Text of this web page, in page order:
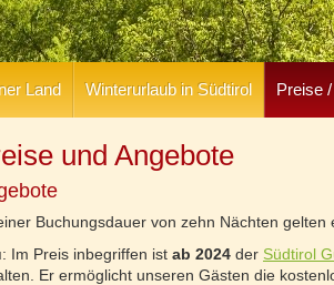
und Angebote
Buchungsdauer von zehn Nächten gelten
: Im Preis inbegriffen ist ab 2024 der Südtirol
Er ermöglicht unseren Gästen die
Land Winterurlaub in Südtirol Preise